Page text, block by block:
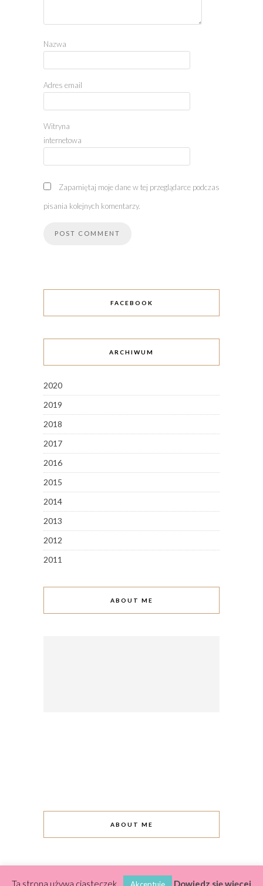
Nazwa
Adres email
Witryna
internetowa
Zapamiętaj moje dane w tej przeglądarce podczas
pisania kolejnych komentarzy.
FACEBOOK
ARCHIWUM
2020
2019
2018
2017
2016
2015
2014
2013
2012
2011
ABOUT ME
ABOUT ME
Ta strona używa ciasteczek. Dowiedz się więcej